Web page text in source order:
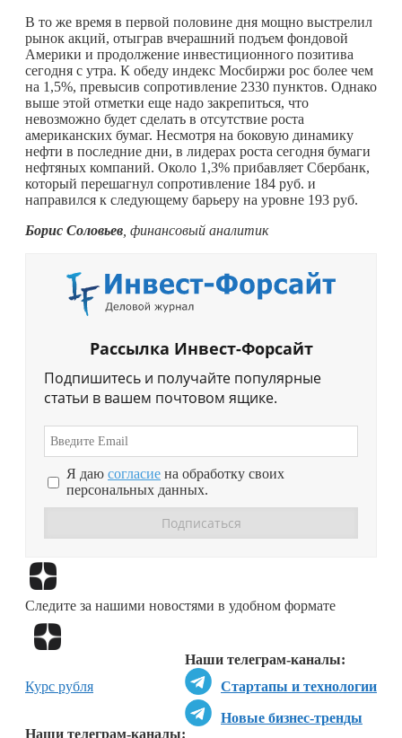
В то же время в первой половине дня мощно выстрелил
рынок акций, отыграв вчерашний подъем фондовой
Америки и продолжение инвестиционного позитива
сегодня с утра. К обеду индекс Мосбиржи рос более чем
на 1,5%, превысив сопротивление 2330 пунктов. Однако
выше этой отметки еще надо закрепиться, что
невозможно будет сделать в отсутствие роста
американских бумаг. Несмотря на боковую динамику
нефти в последние дни, в лидерах роста сегодня бумаги
нефтяных компаний. Около 1,3% прибавляет Сбербанк,
который перешагнул сопротивление 184 руб. и
направился к следующему барьеру на уровне 193 руб.
Борис Соловьев , финансовый аналитик
Рассылка Инвест-Форсайт
Подпишитесь и получайте популярные
статьи в вашем почтовом ящике.
Я даю согласие на обработку своих
персональных данных.
Следите за нашими новостями в удобном формате
Наши телеграм-каналы:
Стартапы и технологии
Новые бизнес-тренды
Наши телеграм-каналы:
Курс рубля